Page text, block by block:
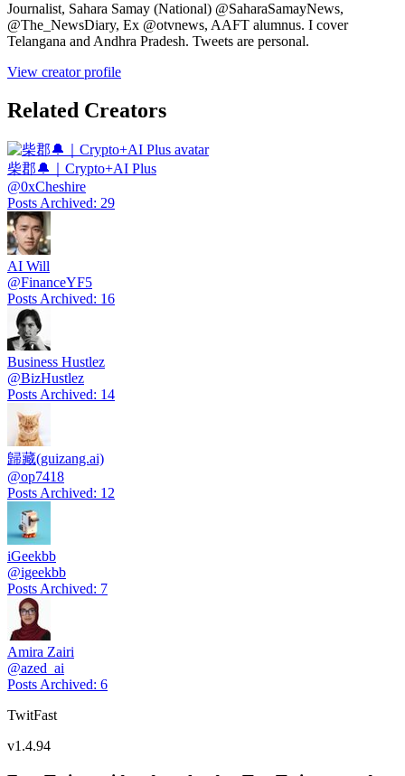
Journalist, Sahara Samay (National) @SaharaSamayNews,
@The_NewsDiary, Ex @otvnews, AAFT alumnus. I cover
Telangana and Andhra Pradesh. Tweets are personal.
View creator profile
Related Creators
柴郡🔔｜Crypto+AI Plus
@0xCheshire
Posts Archived: 29
AI Will
@FinanceYF5
Posts Archived: 16
Business Hustlez
@BizHustlez
Posts Archived: 14
歸藏(guizang.ai)
@op7418
Posts Archived: 12
iGeekbb
@igeekbb
Posts Archived: 7
Amira Zairi
@azed_ai
Posts Archived: 6
TwitFast
v1.4.94